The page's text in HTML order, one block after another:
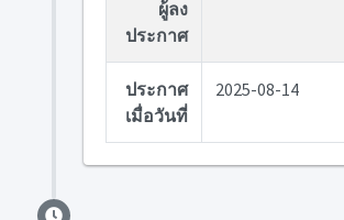
ผู้ลง
ประกาศ
ประกาศ
เมื่อวันที่
2025-08-14